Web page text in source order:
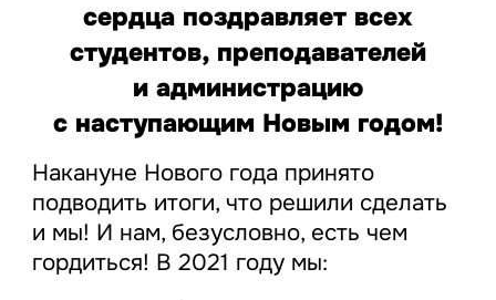
сердца поздравляет всех
студентов, преподавателей
и администрацию
с наступающим Новым годом!
Накануне Нового года принято
подводить итоги, что решили сделать
и мы! И нам, безусловно, есть чем
гордиться! В 2021 году мы: